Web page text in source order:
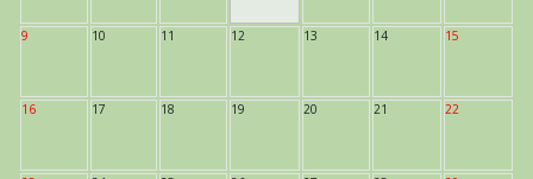
9 10 11 12 13 14 15
16 17 18 19 20 21 22